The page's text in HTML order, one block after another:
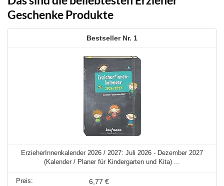
Geschenke Produkte
1
ErzieherInnenkalender 2026 / 2027: Juli 2026 - Dezember 2027
(Kalender / Planer für Kindergarten und Kita) ...
6,77 €